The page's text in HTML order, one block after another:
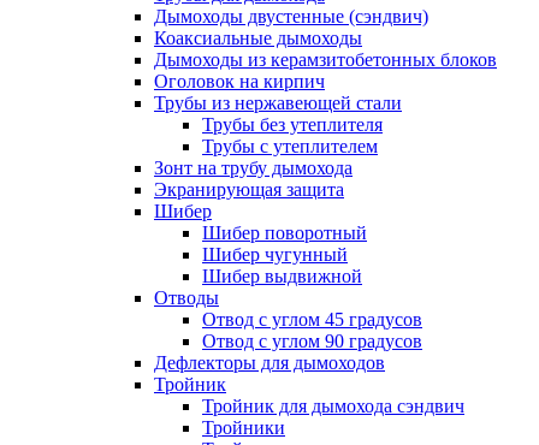
Дымоходы двустенные (сэндвич)
Коаксиальные дымоходы
Дымоходы из керамзитобетонных блоков
Оголовок на кирпич
Трубы из нержавеющей стали
Трубы без утеплителя
Трубы с утеплителем
Зонт на трубу дымохода
Экранирующая защита
Шибер
Шибер поворотный
Шибер чугунный
Шибер выдвижной
Отводы
Отвод с углом 45 градусов
Отвод с углом 90 градусов
Дефлекторы для дымоходов
Тройник
Тройник для дымохода сэндвич
Тройники